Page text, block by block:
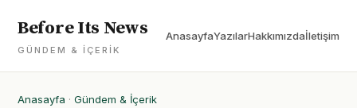
Before Its News
GÜNDEM & İÇERIK
AnasayfaYazılarHakkımızdaİletişim
Anasayfa · Gündem & İçerik